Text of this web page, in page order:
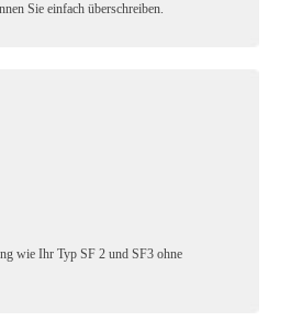
Sie einfach überschreiben.
wie Ihr Typ SF 2 und SF3 ohne